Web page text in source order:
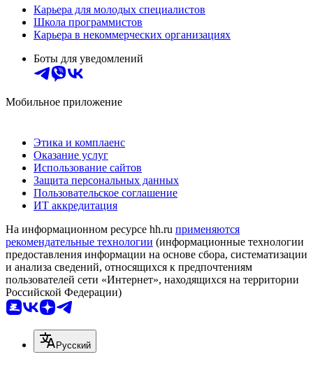
Карьера для молодых специалистов
Школа программистов
Карьера в некоммерческих организациях
Боты для уведомлений
Мобильное приложение
Этика и комплаенс
Оказание услуг
Использование сайтов
Защита персональных данных
Пользовательское соглашение
ИТ аккредитация
На информационном ресурсе hh.ru применяются
рекомендательные технологии (информационные технологии
предоставления информации на основе сбора, систематизации
и анализа сведений, относящихся к предпочтениям
пользователей сети «Интернет», находящихся на территории
Российской Федерации)
Русский